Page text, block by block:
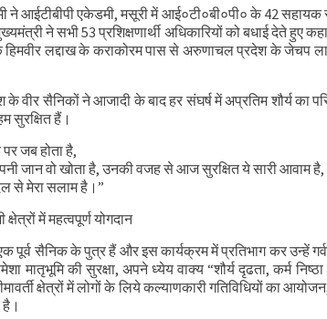
मुख्यमंत्री से महानिदेशक एनसीसी ने की शिष्टाचार भेंट
CS ने वाह्य सहायतित परियोजनाओं की प्रगति की समीक्षा की
ने आईटीबीपी एकेडमी, मसूरी में आई०टी०बी०पी० के 42
ने सभी 53 प्रशिक्षणार्थी अधिकारियों को बधाई देते
लद्दाख के कराकोरम पास से अरुणाचल प्रदेश के जेचप ला
के वीर सैनिकों ने आजादी के बाद हर संघर्ष में अप्रतिम शौर्य का
सुरक्षित हैं।
जब होता है,
जान वो खोता है, उनकी वजह से आज सुरक्षित ये सारी आवाम है,
से मेरा सलाम है।”
में महत्वपूर्ण योगदान
सैनिक के पुत्र हैं और इस कार्यक्रम में प्रतिभाग कर उन्हें गर्व
मातृभूमि की सुरक्षा, अपने ध्येय वाक्य “शौर्य दृढता, कर्म
क्षेत्रों में लोगों के लिये कल्याणकारी गतिविधियों का